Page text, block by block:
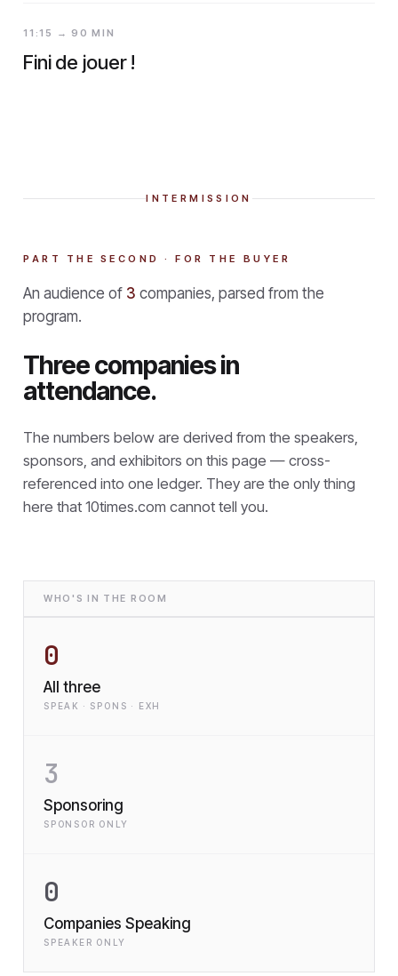
11:15 → 90 MIN
Fini de jouer !
INTERMISSION
PART THE SECOND · FOR THE BUYER
An audience of 3 companies, parsed from the
program.
Three companies in
attendance.
The numbers below are derived from the speakers,
sponsors, and exhibitors on this page — cross-
referenced into one ledger. They are the only thing
here that 10times.com cannot tell you.
WHO'S IN THE ROOM
0
All three
SPEAK · SPONS · EXH
3
Sponsoring
SPONSOR ONLY
0
Companies Speaking
SPEAKER ONLY